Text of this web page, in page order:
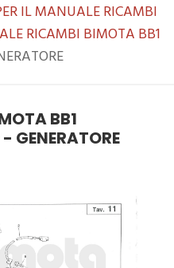
IL MANUALE RICAMBI
RICAMBI BIMOTA BB1
BB1
GENERATORE